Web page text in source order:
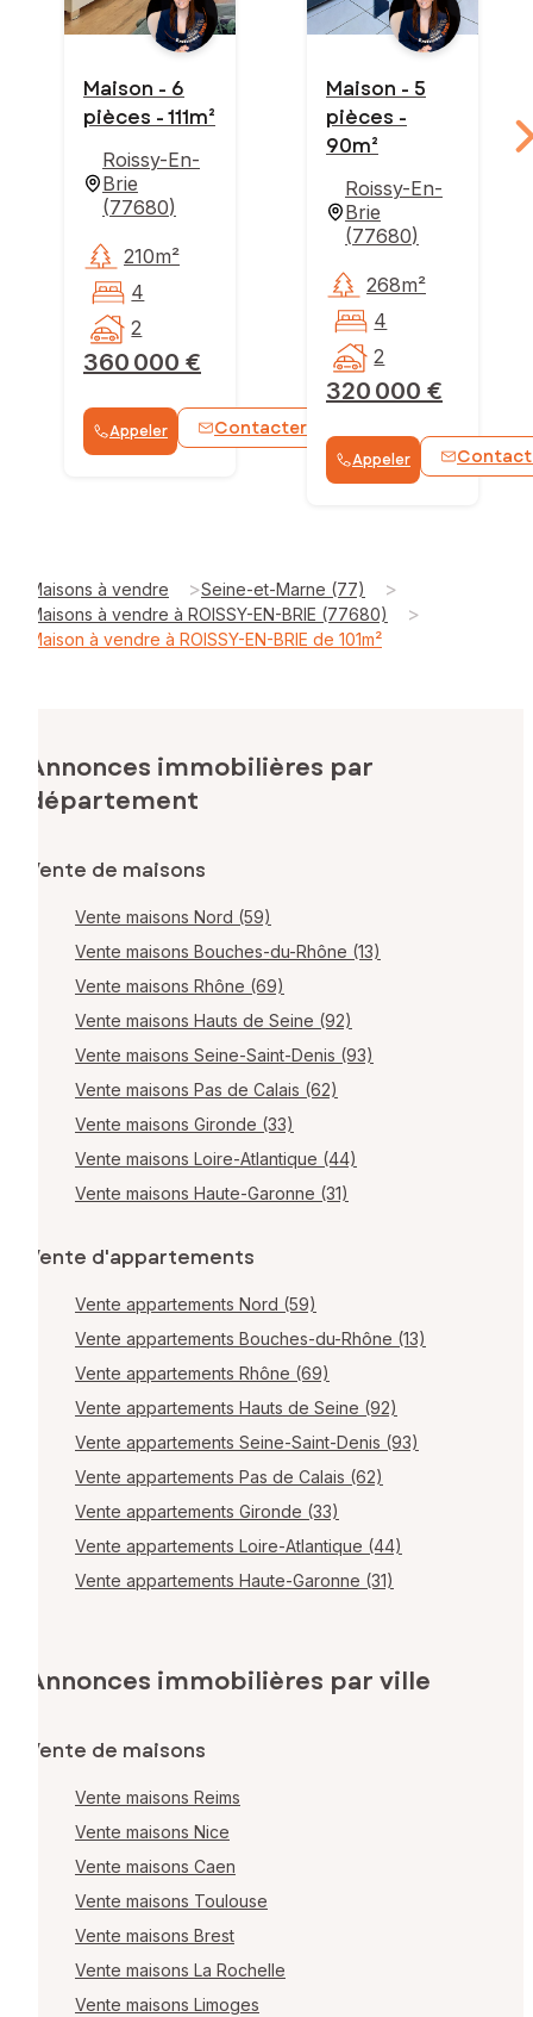
Maison - 6
pièces - 111m²
Roissy-En-
Brie
(77680)
360 000 €
210m²
4
2
Appeler Contacter WhatsApp
Maison - 5
pièces -
90m²
Roissy-En-
Brie
(77680)
320 000 €
268m²
4
2
Appeler
Maisons à vendre >Seine-et-Marne (77) >
Maisons à vendre à ROISSY-EN-BRIE (77680) >
Maison à vendre à ROISSY-EN-BRIE de 101m²
Annonces immobilières par
département
Vente de maisons
Vente maisons Nord (59)
Vente maisons Bouches-du-Rhône (13)
Vente maisons Rhône (69)
Vente maisons Hauts de Seine (92)
Vente maisons Seine-Saint-Denis (93)
Vente maisons Pas de Calais (62)
Vente maisons Gironde (33)
Vente maisons Loire-Atlantique (44)
Vente maisons Haute-Garonne (31)
Vente d'appartements
Vente appartements Nord (59)
Vente appartements Bouches-du-Rhône (13)
Vente appartements Rhône (69)
Vente appartements Hauts de Seine (92)
Vente appartements Seine-Saint-Denis (93)
Vente appartements Pas de Calais (62)
Vente appartements Gironde (33)
Vente appartements Loire-Atlantique (44)
Vente appartements Haute-Garonne (31)
Annonces immobilières par ville
Vente de maisons
Vente maisons Reims
Vente maisons Nice
Vente maisons Caen
Vente maisons Toulouse
Vente maisons Brest
Vente maisons La Rochelle
Vente maisons Limoges